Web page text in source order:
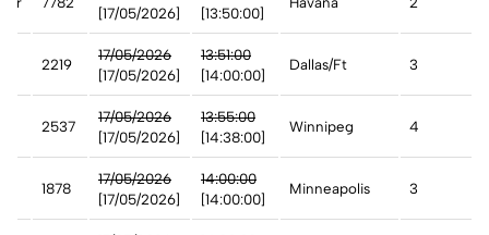
[17/05/2026]
[13:50:00]
2219
17/05/2026
[17/05/2026]
13:51:00
[14:00:00]
Dallas/Ft 3
2537
17/05/2026
[17/05/2026]
13:55:00
[14:38:00]
Winnipeg 4
1878
17/05/2026
[17/05/2026]
14:00:00
[14:00:00]
Minneapolis 3